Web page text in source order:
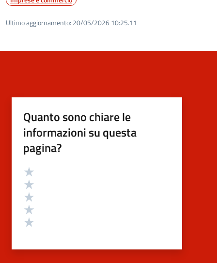
Ultimo aggiornamento: 20/05/2026 10:25.11
Quanto sono chiare le
informazioni su questa
pagina?
Valutazione